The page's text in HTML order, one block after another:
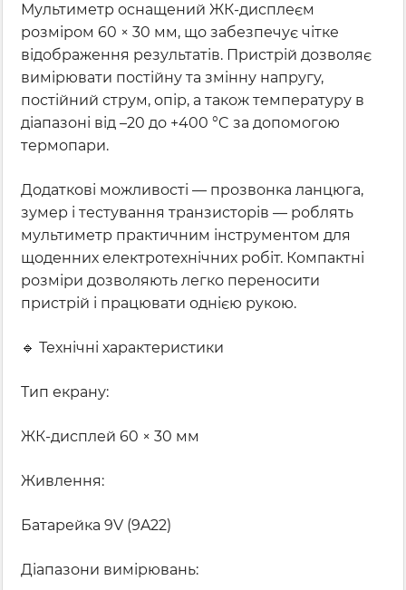
Мультиметр оснащений ЖК-дисплеєм
розміром 60 × 30 мм, що забезпечує чітке
відображення результатів. Пристрій дозволяє
вимірювати постійну та змінну напругу,
постійний струм, опір, а також температуру в
діапазоні від –20 до +400 °C за допомогою
термопари.
Додаткові можливості — прозвонка ланцюга,
зумер і тестування транзисторів — роблять
мультиметр практичним інструментом для
щоденних електротехнічних робіт. Компактні
розміри дозволяють легко переносити
пристрій і працювати однією рукою.
🔹 Технічні характеристики
Тип екрану:
ЖК-дисплей 60 × 30 мм
Живлення:
Батарейка 9V (9A22)
Діапазони вимірювань: